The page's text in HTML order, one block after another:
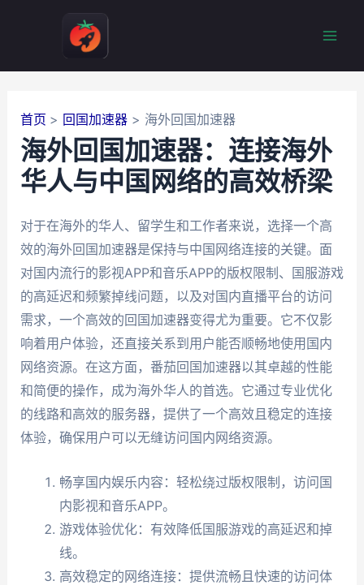
首页 回国加速器 海外回国加速器
海外回国加速器：连接海外
华人与中国网络的高效桥梁
对于在海外的华人、留学生和工作者来说，选择一个高
效的海外回国加速器是保持与中国网络连接的关键。面
对国内流行的影视APP和音乐APP的版权限制、国服游戏
的高延迟和频繁掉线问题，以及对国内直播平台的访问
需求，一个高效的回国加速器变得尤为重要。它不仅影
响着用户体验，还直接关系到用户能否顺畅地使用国内
网络资源。在这方面，番茄回国加速器以其卓越的性能
和简便的操作，成为海外华人的首选。它通过专业优化
的线路和高效的服务器，提供了一个高效且稳定的连接
体验，确保用户可以无缝访问国内网络资源。
畅享国内娱乐内容：轻松绕过版权限制，访问国
内影视和音乐APP。
游戏体验优化：有效降低国服游戏的高延迟和掉
线。
高效稳定的网络连接：提供流畅且快速的访问体